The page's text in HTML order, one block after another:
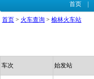
首页|
首页 > 火车查询 > 榆林火车站
车次 始发站